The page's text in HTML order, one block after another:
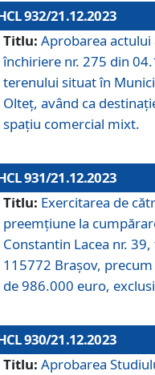
932/21.12.2023
Titlu: Aprobarea
închiriere nr. 275 din
terenului situat în
Olteț, având ca
spațiu comercial mixt.
931/21.12.2023
Titlu: Exercitarea de
preemțiune la
Constantin Lacea nr.
115772 Brașov,
de 986.000 euro,
930/21.12.2023
Titlu: Aprobarea